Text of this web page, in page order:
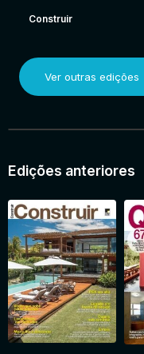
Construir
Ver outras edições
Edições anteriores